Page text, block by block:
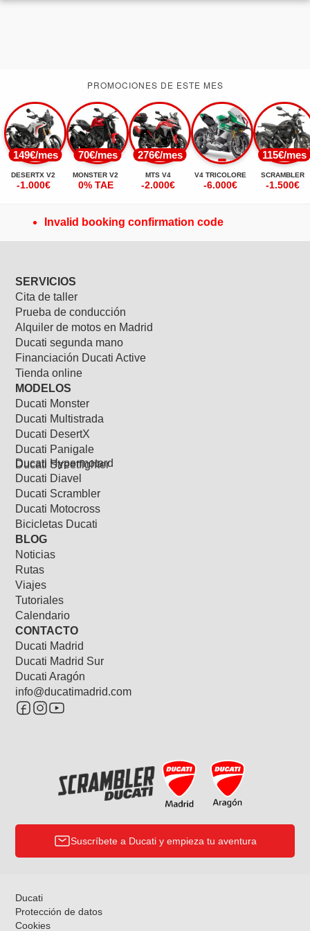
PROMOCIONES DE ESTE MES
149€/mes
DESERTX V2
-1.000€
70€/mes
MONSTER V2
0% TAE
276€/mes
MTS V4
-2.000€
V4 TRICOLORE
-6.000€
115€/mes
SCRAMBLER
-1.500€
Invalid booking confirmation code
SERVICIOS
Cita de taller
Prueba de conducción
Alquiler de motos en Madrid
Ducati segunda mano
Financiación Ducati Active
Tienda online
MODELOS
Ducati Monster
Ducati Multistrada
Ducati DesertX
Ducati Panigale
Ducati Streetfighter
Ducati Hypermotard
Ducati Diavel
Ducati Scrambler
Ducati Motocross
Bicicletas Ducati
BLOG
Noticias
Rutas
Viajes
Tutoriales
Calendario
CONTACTO
Ducati Madrid
Ducati Madrid Sur
Ducati Aragón
info@ducatimadrid.com
Suscríbete a Ducati y empieza tu aventura
Ducati
Protección de datos
Cookies